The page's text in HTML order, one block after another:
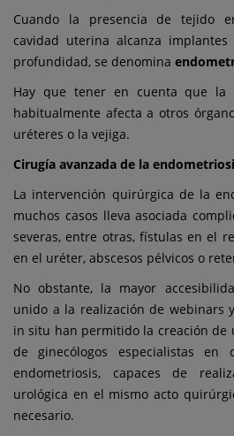
Cuando la presencia de tejido
cavidad uterina alcanza
profundidad, se denomina
Hay que tener en cuenta que la
habitualmente afecta a otros
uréteres o la vejiga.
Cirugía avanzada de la
La intervención quirúrgica de la
muchos casos lleva asociada
severas, entre otras, fístulas en el
en el uréter, abscesos pélvicos o
No obstante, la mayor
unido a la realización de webinars
in situ han permitido la creación de
de ginecólogos especialistas en
endometriosis, capaces de
urológica en el mismo acto
necesario.